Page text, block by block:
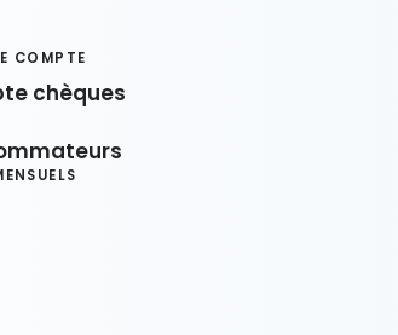
COMPTE
chèques